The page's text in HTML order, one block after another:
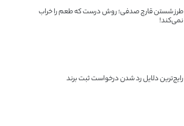
طرز شستن قارچ صدفی؛ روش درست که طعم را خراب
نمی‌کند!
رایج‌ترین دلایل رد شدن درخواست ثبت برند